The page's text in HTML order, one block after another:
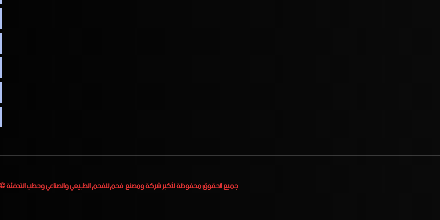
جميع الحقوق محفوظة لأكبرشركة ومصنع فحم للفحم الطبيعي والصناعي وحطب التدفئة© 2023